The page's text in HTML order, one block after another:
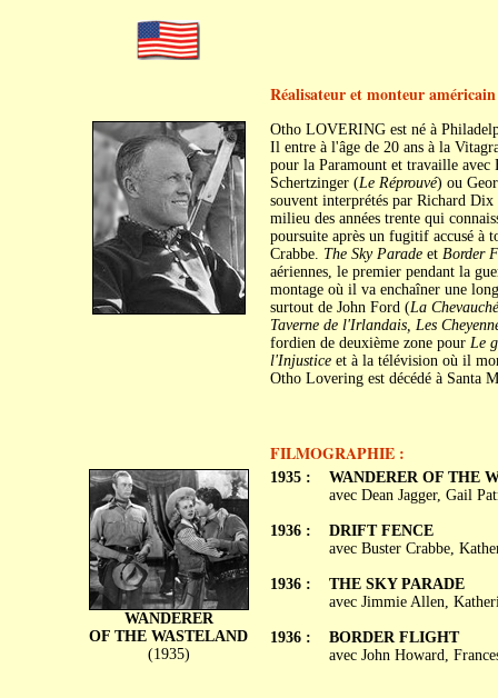
Réalisateur et monteur américain
Otho LOVERING est né à
Il entre à l'âge de 20 ans à la
pour la Paramount et travaille avec
Schertzinger (Le Réprouvé) ou
souvent interprétés par Richard
milieu des années trente qui
poursuite après un fugitif accusé
Crabbe. The Sky Paradeet Border
aériennes, le premier pendant la
montage où il va enchaîner une
surtout de John Ford (La
Taverne de l'Irlandais, Les
fordien de deuxième zone pour Le
l'Injusticeet à la télévision où il
Otho Lovering est décédé à Santa
FILMOGRAPHIE :
WANDERER
OF THE WASTELAND
(1935)
1935 :
1936 :
1936 :
1936 :
WANDERER OF THE
avec Dean Jagger, Gail
DRIFT FENCE
avec Buster Crabbe,
THE SKY PARADE
avec Jimmie Allen,
BORDER FLIGHT
avec John Howard,